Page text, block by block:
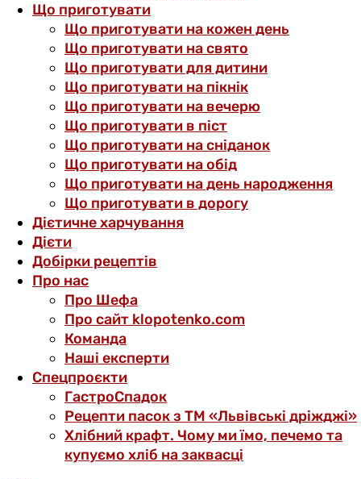
Що приготувати
Що приготувати на кожен день
Що приготувати на свято
Що приготувати для дитини
Що приготувати на пікнік
Що приготувати на вечерю
Що приготувати в піст
Що приготувати на сніданок
Що приготувати на обід
Що приготувати на день народження
Що приготувати в дорогу
Дієтичне харчування
Дієти
Добірки рецептів
Про нас
Про Шефа
Про сайт klopotenko.com
Команда
Наші експерти
Спецпроєкти
ГастроСпадок
Рецепти пасок з ТМ «Львівські дріжджі»
Хлібний крафт. Чому ми їмо, печемо та
купуємо хліб на заквасці